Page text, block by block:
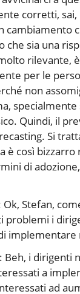
corretti, sai,
cambiamento
che sia una
rilevante,
per le
non
Quindi, il
Si
è così
di
Ok, Stefan,
problemi i
implementare
: Beh, i dirigenti
a
ad